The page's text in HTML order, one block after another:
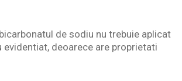
de sodiu nu trebuie aplicat
evidentiat, deoarece are proprietati